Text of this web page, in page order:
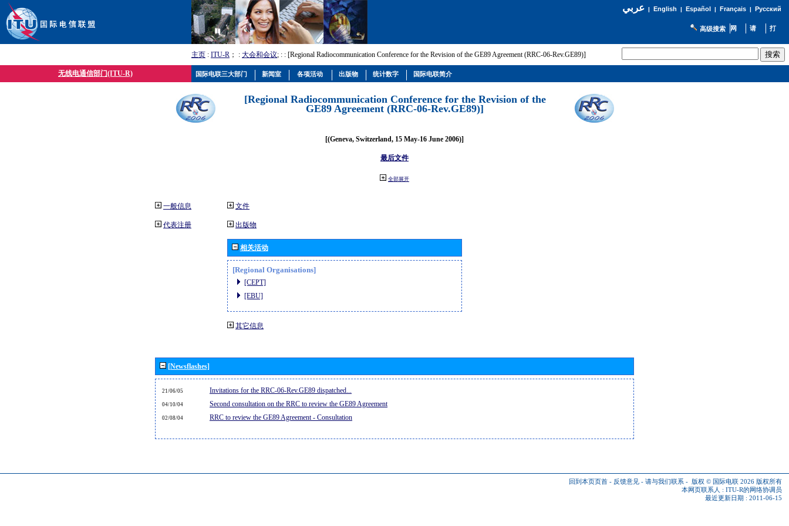
عربي| English | Español | Français| Русский
高级搜索
主页 : ITU-R ； : 大会和会议; : : [Regional Radiocommunication Conference for the Revision of the GE89 Agreement (RRC-06-Rev.GE89)]
无线电通信部门(ITU-R)
[Regional Radiocommunication Conference for the Revision of the
GE89 Agreement (RRC-06-Rev.GE89)]
[(Geneva, Switzerland, 15 May-16 June 2006)]
最后文件
全部展开
一般信息
代表注册
文件
出版物
相关活动
[Regional Organisations]
[CEPT]
[EBU]
其它信息
[Newsflashes]
21/06/05 Invitations for the RRC-06-Rev.GE89 dispatched...
04/10/04 Second consultation on the RRC to review the GE89 Agreement
02/08/04 RRC to review the GE89 Agreement - Consultation
回到本页页首 - 反馈意见 - 请与我们联系 - 版权 © 国际电联 2026 版权所有
本网页联系人 : ITU-R的网络协调员
最近更新日期 : 2011-06-15
国际电联三大部门 新闻室 各项活动 出版物 统计数字 国际电联简介